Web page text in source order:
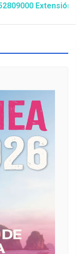
Extensión 1481/